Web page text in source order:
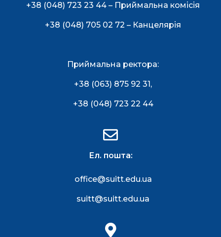
+38 (048) 723 23 44 – Приймальна комісія
+38 (048) 705 02 72 – Канцелярія
Приймальна ректора:
+38 (063) 875 92 31,
+38 (048) 723 22 44
Ел. пошта:
office@suitt.edu.ua
suitt@suitt.edu.ua